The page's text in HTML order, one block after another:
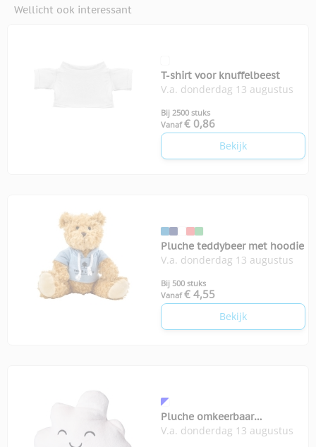
Wellicht ook interessant
T-shirt voor knuffelbeest
V.a. donderdag 13 augustus
Bij 2500 stuks
Vanaf € 0,86
Bekijk
Pluche teddybeer met hoodie
V.a. donderdag 13 augustus
Bij 500 stuks
Vanaf € 4,55
Bekijk
Pluche omkeerbaar
speelgoed Isla
V.a. donderdag 13 augustus